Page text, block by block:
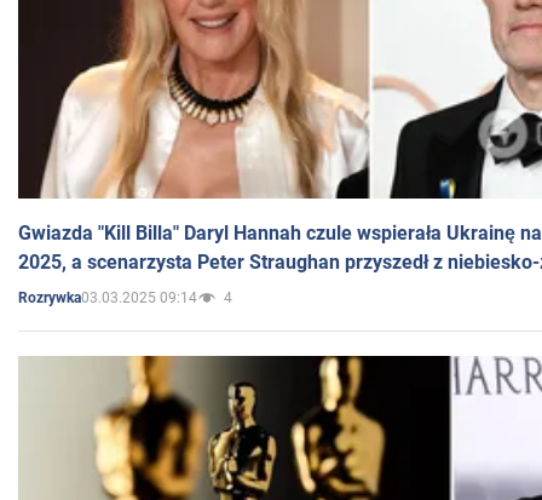
Gwiazda "Kill Billa" Daryl Hannah czule wspierała Ukrainę
2025, a scenarzysta Peter Straughan przyszedł z
Rozrywka03.03.2025 09:14 4